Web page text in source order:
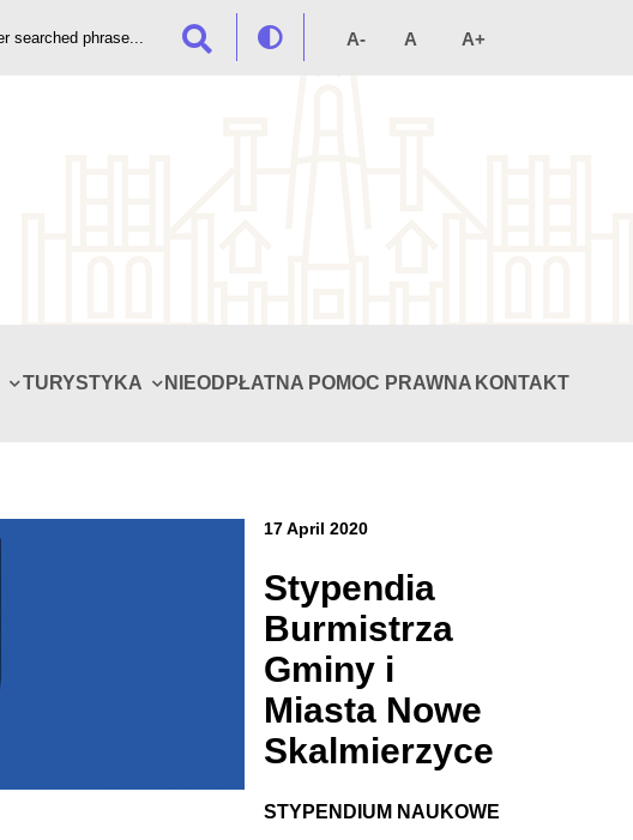
TURYSTYKA NIEODPŁATNA POMOC PRAWNA KONTAKT
17 April 2020
Stypendia
Burmistrza
Gminy i
Miasta Nowe
Skalmierzyce
STYPENDIUM NAUKOWE